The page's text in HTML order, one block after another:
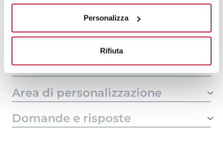
Personalizza
Rifiuta
10000 € 7,81 € 8,43
Tecniche di stampa
Area di personalizzazione
Domande e risposte